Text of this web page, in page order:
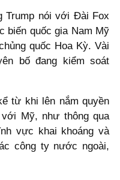
Trump nói với Đài Fox
biến quốc gia Nam Mỹ
quốc Hoa Kỳ. Vài
bố đang kiểm soát
từ khi lên nắm quyền
Mỹ, như thông qua
vực khai khoáng và
công ty nước ngoài,